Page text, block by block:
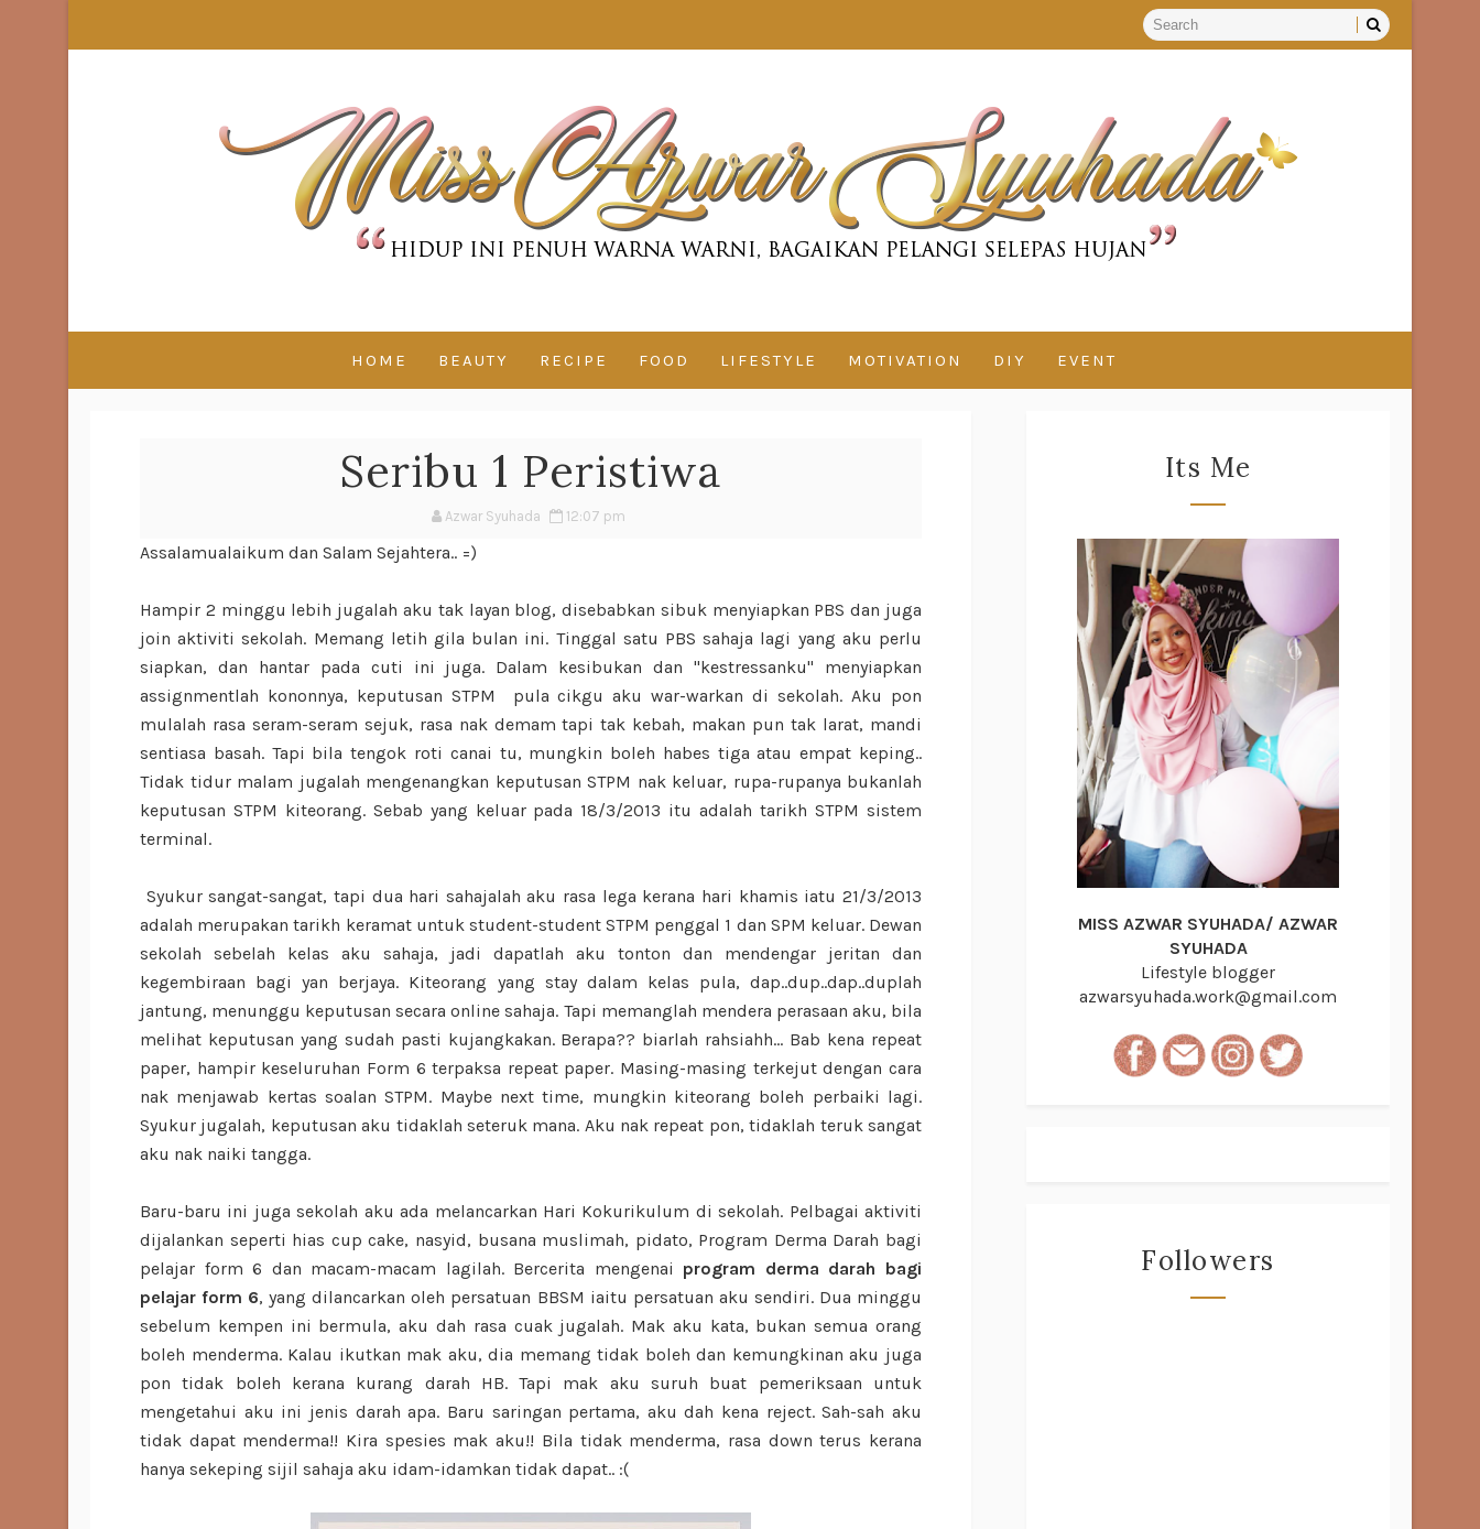
HOME BEAUTY RECIPE FOOD LIFESTYLE MOTIVATION DIY EVENT
Seribu 1 Peristiwa
Azwar Syuhada 12:07 pm
Assalamualaikum dan Salam Sejahtera.. =)
Hampir 2 minggu lebih jugalah aku tak layan blog, disebabkan sibuk menyiapkan PBS dan juga
join aktiviti sekolah. Memang letih gila bulan ini. Tinggal satu PBS sahaja lagi yang aku perlu
siapkan, dan hantar pada cuti ini juga. Dalam kesibukan dan "kestressanku" menyiapkan
assignmentlah kononnya, keputusan STPM pula cikgu aku war-warkan di sekolah. Aku pon
mulalah rasa seram-seram sejuk, rasa nak demam tapi tak kebah, makan pun tak larat, mandi
sentiasa basah. Tapi bila tengok roti canai tu, mungkin boleh habes tiga atau empat keping..
Tidak tidur malam jugalah mengenangkan keputusan STPM nak keluar, rupa-rupanya bukanlah
keputusan STPM kiteorang. Sebab yang keluar pada 18/3/2013 itu adalah tarikh STPM sistem
terminal.
Syukur sangat-sangat, tapi dua hari sahajalah aku rasa lega kerana hari khamis iatu 21/3/2013
adalah merupakan tarikh keramat untuk student-student STPM penggal 1 dan SPM keluar. Dewan
sekolah sebelah kelas aku sahaja, jadi dapatlah aku tonton dan mendengar jeritan dan
kegembiraan bagi yan berjaya. Kiteorang yang stay dalam kelas pula, dap..dup..dap..duplah
jantung, menunggu keputusan secara online sahaja. Tapi memanglah mendera perasaan aku, bila
melihat keputusan yang sudah pasti kujangkakan. Berapa?? biarlah rahsiahh... Bab kena repeat
paper, hampir keseluruhan Form 6 terpaksa repeat paper. Masing-masing terkejut dengan cara
nak menjawab kertas soalan STPM. Maybe next time, mungkin kiteorang boleh perbaiki lagi.
Syukur jugalah, keputusan aku tidaklah seteruk mana. Aku nak repeat pon, tidaklah teruk sangat
aku nak naiki tangga.
Baru-baru ini juga sekolah aku ada melancarkan Hari Kokurikulum di sekolah. Pelbagai aktiviti
dijalankan seperti hias cup cake, nasyid, busana muslimah, pidato, Program Derma Darah bagi
pelajar form 6 dan macam-macam lagilah. Bercerita mengenai program derma darah bagi
pelajar form 6, yang dilancarkan oleh persatuan BBSM iaitu persatuan aku sendiri. Dua minggu
sebelum kempen ini bermula, aku dah rasa cuak jugalah. Mak aku kata, bukan semua orang
boleh menderma. Kalau ikutkan mak aku, dia memang tidak boleh dan kemungkinan aku juga
pon tidak boleh kerana kurang darah HB. Tapi mak aku suruh buat pemeriksaan untuk
mengetahui aku ini jenis darah apa. Baru saringan pertama, aku dah kena reject. Sah-sah aku
tidak dapat menderma!! Kira spesies mak aku!! Bila tidak menderma, rasa down terus kerana
hanya sekeping sijil sahaja aku idam-idamkan tidak dapat.. :(
Its Me
MISS AZWAR SYUHADA/ AZWAR
SYUHADA
Lifestyle blogger
azwarsyuhada.work@gmail.com
Followers